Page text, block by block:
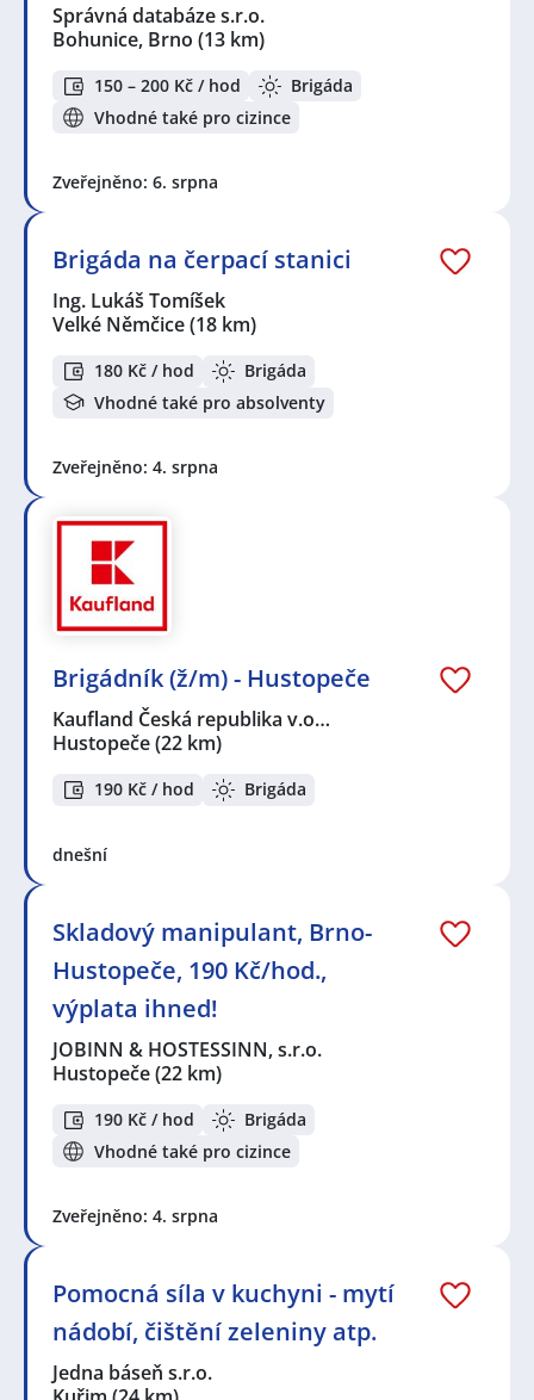
Správná databáze s.r.o.
Bohunice, Brno (13 km)
150 – 200 Kč / hod
Brigáda
Vhodné také pro cizince
Zveřejněno: 6. srpna
Brigáda na čerpací stanici
Ing. Lukáš Tomíšek
Velké Němčice(18 km)
180 Kč / hod
Brigáda
Vhodné také pro absolventy
Zveřejněno: 4. srpna
Brigádník (ž/m) - Hustopeče
Kaufland Česká republika v.o…
Hustopeče(22 km)
190 Kč / hod Brigáda
dnešní
Skladový manipulant, Brno-
Hustopeče, 190 Kč/hod.,
výplata ihned!
JOBINN & HOSTESSINN, s.r.o.
Hustopeče(22 km)
190 Kč / hod
Brigáda
Vhodné také pro cizince
Zveřejněno: 4. srpna
Pomocná síla v kuchyni - mytí
nádobí, čištění zeleniny atp.
Jedna báseň s.r.o.